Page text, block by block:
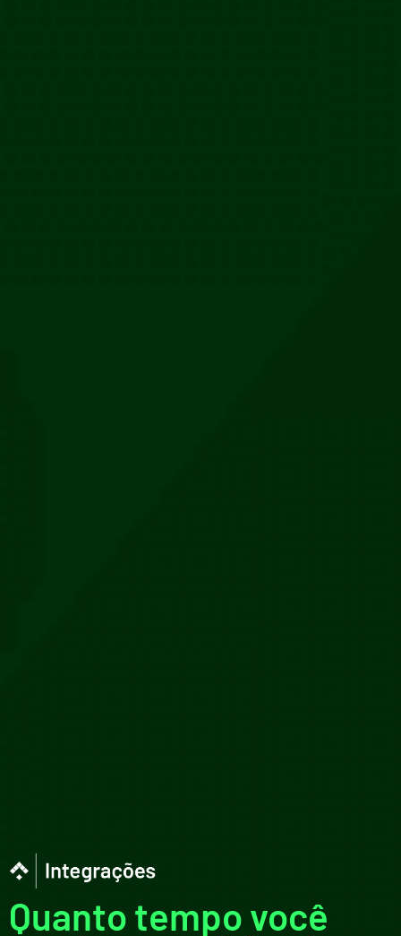
Quanto tempo você